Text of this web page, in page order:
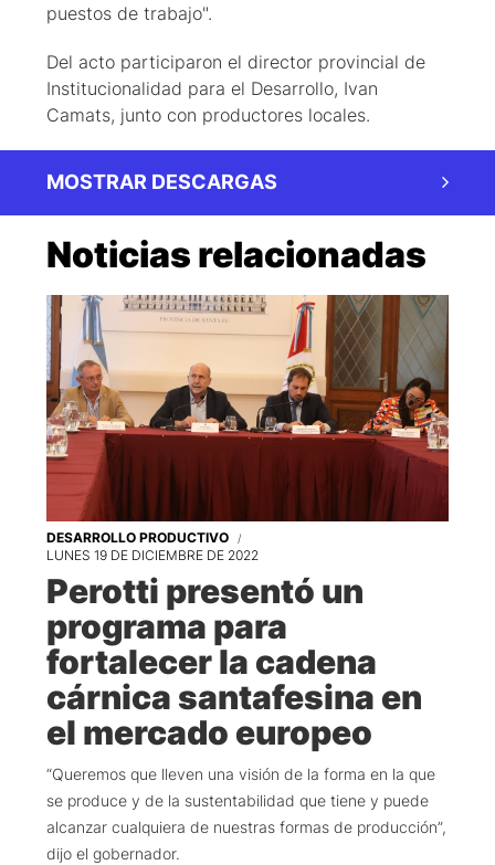
puestos de trabajo".
Del acto participaron el director provincial de
Institucionalidad para el Desarrollo, Ivan
Camats, junto con productores locales.
MOSTRAR DESCARGAS
Noticias relacionadas
DESARROLLO PRODUCTIVO
LUNES 19 DE DICIEMBRE DE 2022
Perotti presentó un
programa para
fortalecer la cadena
cárnica santafesina en
el mercado europeo
“Queremos que lleven una visión de la forma en la que
se produce y de la sustentabilidad que tiene y puede
alcanzar cualquiera de nuestras formas de producción”,
dijo el gobernador.